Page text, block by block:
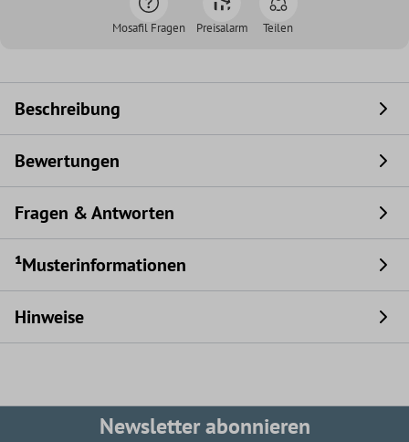
Mosafil Fragen Preisalarm Teilen
Beschreibung
Bewertungen
Fragen & Antworten
¹Musterinformationen
Hinweise
Newsletter abonnieren